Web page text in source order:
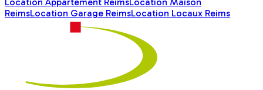
ReimsLocation Garage ReimsLocation Locaux Reims